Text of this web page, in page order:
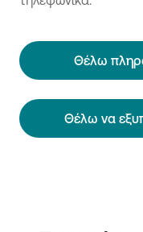
Θέλω
Θέλω να